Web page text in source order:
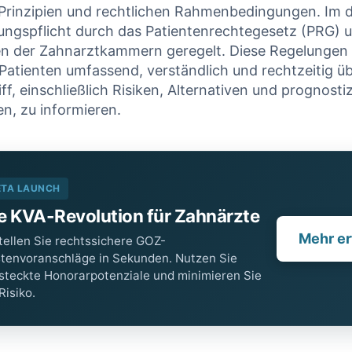
– warum
trotzdem
|
für
2026
Wird dieser Heil-
und Kostenplan
von der PKV
17. Januar 2026
und rechtlichen ​Rahmenbedingungen. Im
durch‌ das Patientenrechtegesetz (PRG)
der Zahnarztkammern geregelt. Diese
umfassend, verständlich ⁢und rechtzeitig
einschließlich⁢ Risiken, Alternativen und
zu‌ informieren.
LAUNCH
KVA-Revolution für Zahnärzte
Sie rechtssichere GOZ-
in Sekunden. Nutzen Sie
Honorarpotenziale und minimieren Sie
Mehr